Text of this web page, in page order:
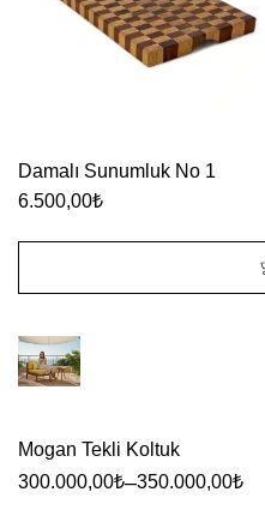
Damalı Sunumluk No 1
6.500,00₺
Mogan Tekli Koltuk
300.000,00₺–350.000,00₺